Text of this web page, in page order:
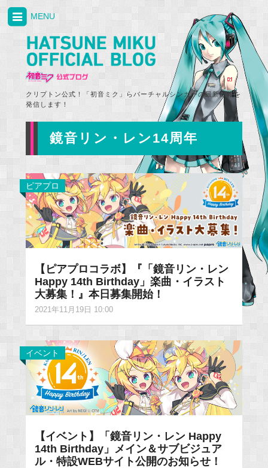
クリプトン公式！「初音ミク」らバーチャルシンガーの最新情報を
発信します！
MENU
鏡音リン・レン14周年
ピアプロ
【ピアプロコラボ】『「鏡音リン・レン
Happy 14th Birthday」楽曲・イラスト
大募集！』本日募集開始！
2021年11月19日 10:00
イベント
【イベント】「鏡音リン・レン Happy
14th Birthday」メイン＆サブビジュア
ル・特設WEBサイト公開のお知らせ！